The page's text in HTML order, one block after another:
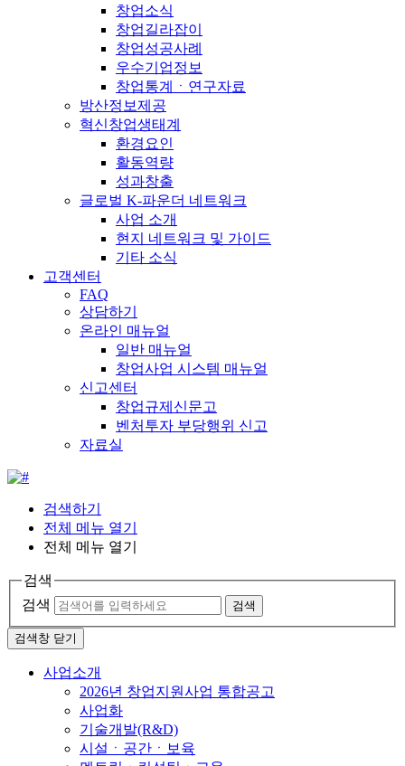
창업소식
창업길라잡이
창업성공사례
우수기업정보
창업통계ㆍ연구자료
방산정보제공
혁신창업생태계
환경요인
활동역량
성과창출
글로벌 K-파운더 네트워크
사업 소개
현지 네트워크 및 가이드
기타 소식
고객센터
FAQ
상담하기
온라인 매뉴얼
일반 매뉴얼
창업사업 시스템 매뉴얼
신고센터
창업규제신문고
벤처투자 부당행위 신고
자료실
검색하기
전체 메뉴 열기
전체 메뉴 열기
검색
검색
검색
검색창 닫기
사업소개
2026년 창업지원사업 통합공고
사업화
기술개발(R&D)
시설ㆍ공간ㆍ보육